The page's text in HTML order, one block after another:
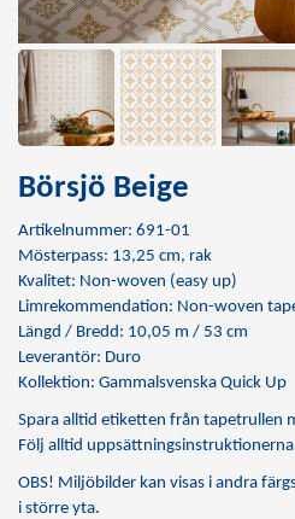
Börsjö Beige
Artikelnummer: 691-01
Mösterpass: 13,25 cm, rak
Kvalitet: Non-woven (easy up)
Limrekommendation: Non-woven
Längd / Bredd: 10,05 m / 53 cm
Leverantör: Duro
Kollektion: Gammalsvenska Quick Up
Spara alltid etiketten från tapetrullen
Följ alltid
OBS! Miljöbilder kan visas i andra
i större yta.